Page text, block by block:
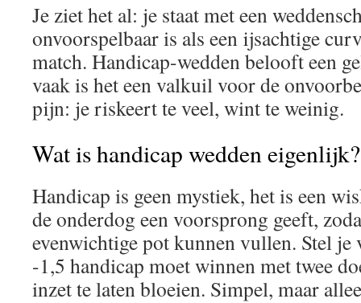
Je ziet het al: je staat met een
onvoorspelbaar is als een ijsachtige
match. Handicap-wedden belooft een
vaak is het een valkuil voor de
pijn: je riskeert te veel, wint te weinig.
Wat is handicap wedden eigenlijk?
Handicap is geen mystiek, het is een
de onderdog een voorsprong geeft,
evenwichtige pot kunnen vullen. Stel je
-1,5 handicap moet winnen met twee
inzet te laten bloeien. Simpel, maar